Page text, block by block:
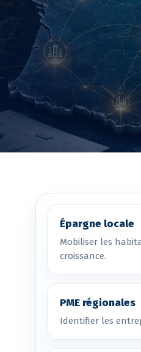
Épargne locale
Mobiliser les
croissance.
PME régionales
Identifier les